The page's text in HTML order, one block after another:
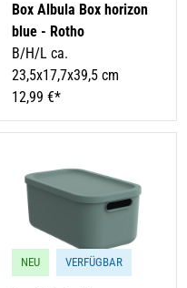
Box Albula Box horizon
blue - Rotho
B/H/L ca.
23,5x17,7x39,5 cm
12,99 €*
NEU VERFÜGBAR